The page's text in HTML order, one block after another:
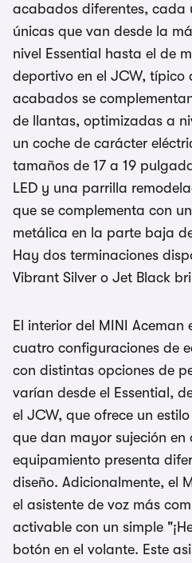
acabados diferentes, cada
únicas que van desde la
nivel Essential hasta el de
deportivo en el JCW, típico
acabados se
de llantas, optimizadas a
un coche de carácter
tamaños de 17 a 19
LED y una parrilla
que se complementa con
metálica en la parte baja
Hay dos terminaciones
Vibrant Silver o Jet Black
El interior del MINI Aceman
cuatro configuraciones de
con distintas opciones de
varían desde el Essential,
el JCW, que ofrece un
que dan mayor sujeción
equipamiento presenta
diseño. Adicionalmente, el
el asistente de voz más
activable con un simple
botón en el volante. Este